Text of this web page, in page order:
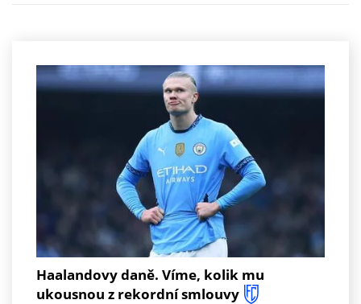
Haalandovy daně. Víme, kolik mu
ukousnou z rekordní smlouvy